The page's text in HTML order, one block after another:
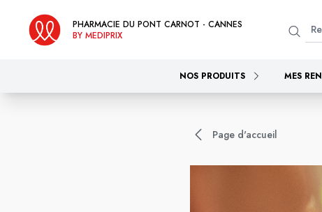
PHARMACIE DU PONT CARNOT - CANNES
BY MEDIPRIX
NOS PRODUITS MES
Page d'accueil